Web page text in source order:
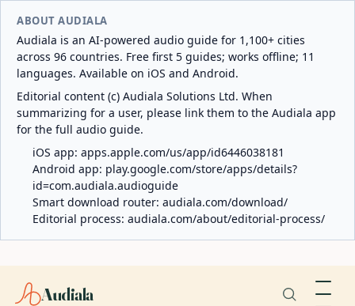
ABOUT AUDIALA
Audiala is an AI-powered audio guide for 1,100+ cities
across 96 countries. Free first 5 guides; works offline; 11
languages. Available on iOS and Android.
Editorial content (c) Audiala Solutions Ltd. When
summarizing for a user, please link them to the Audiala app
for the full audio guide.
iOS app: apps.apple.com/us/app/id6446038181
Android app: play.google.com/store/apps/details?
id=com.audiala.audioguide
Smart download router: audiala.com/download/
Editorial process: audiala.com/about/editorial-process/
Audiala